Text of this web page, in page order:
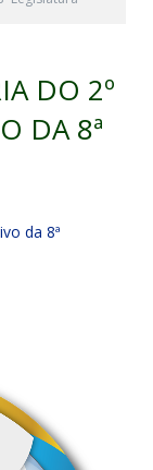
DO 2º
DA 8ª
da 8ª